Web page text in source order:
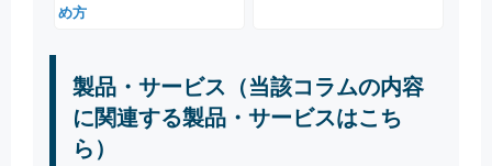
め方
製品・サービス（当該コラムの内容
に関連する製品・サービスはこち
ら）